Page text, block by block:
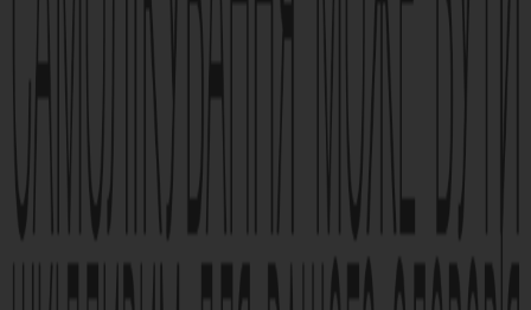
Реклама лікарського засобу. Перед застосуванням лікарського
засобу обов’язково проконсультуйтесь з лікарем та
ознайомтесь з інструкцією для застосування лікарського